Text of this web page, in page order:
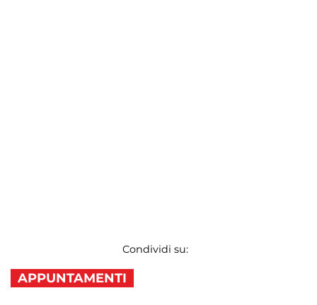
Condividi su:
APPUNTAMENTI